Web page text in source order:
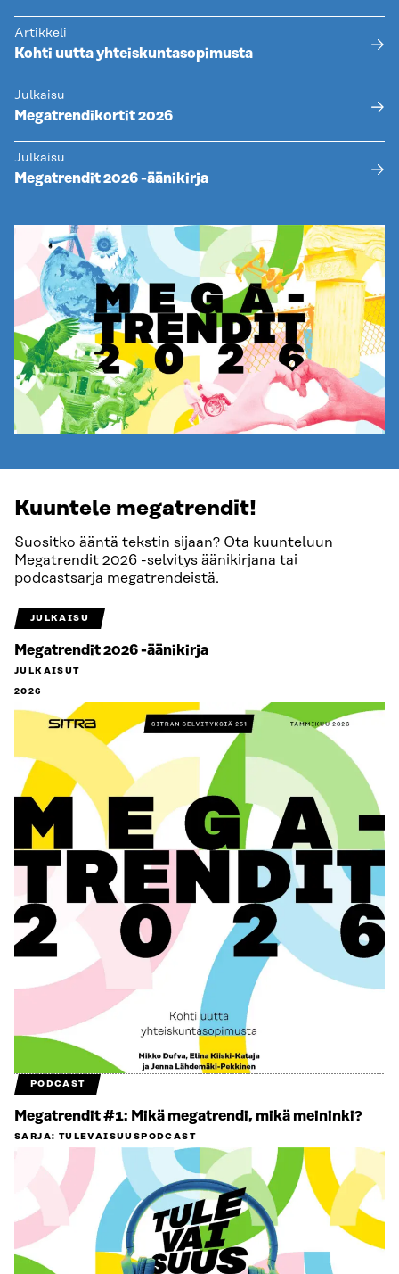
Artikkeli
Kohti uutta yhteiskuntasopimusta
Julkaisu
Megatrendikortit 2026
Julkaisu
Megatrendit 2026 -äänikirja
Kuuntele megatrendit!
Suositko ääntä tekstin sijaan? Ota kuunteluun
Megatrendit 2026 -selvitys äänikirjana tai
podcastsarja megatrendeistä.
JULKAISU
Megatrendit 2026 -äänikirja
JULKAISUT
2026
PODCAST
Megatrendit #1: Mikä megatrendi, mikä meininki?
SARJA: TULEVAISUUSPODCAST